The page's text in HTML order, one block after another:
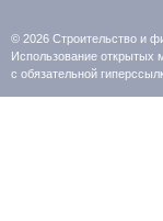
© 2026 Строительство и
Использование открытых
с обязательной